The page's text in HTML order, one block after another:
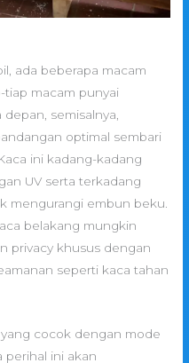
ada beberapa macam
macam punyai
semisalnya,
optimal sembari
ini kadang-kadang
UV serta terkadang
mengurangi embun beku.
belakang mungkin
privacy khusus dengan
seperti kaca tahan
cocok dengan mode
perihal ini akan